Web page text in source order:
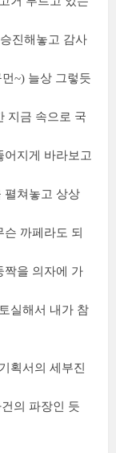
진해놓고 감사
~) 늘상 그렇듯
지금 속으로 국
지게 바라보고
펼쳐놓고 상상
까페라도 되
짝을 의자에 가
실해서 내가 참
획서의 세부진
의 파장인 듯